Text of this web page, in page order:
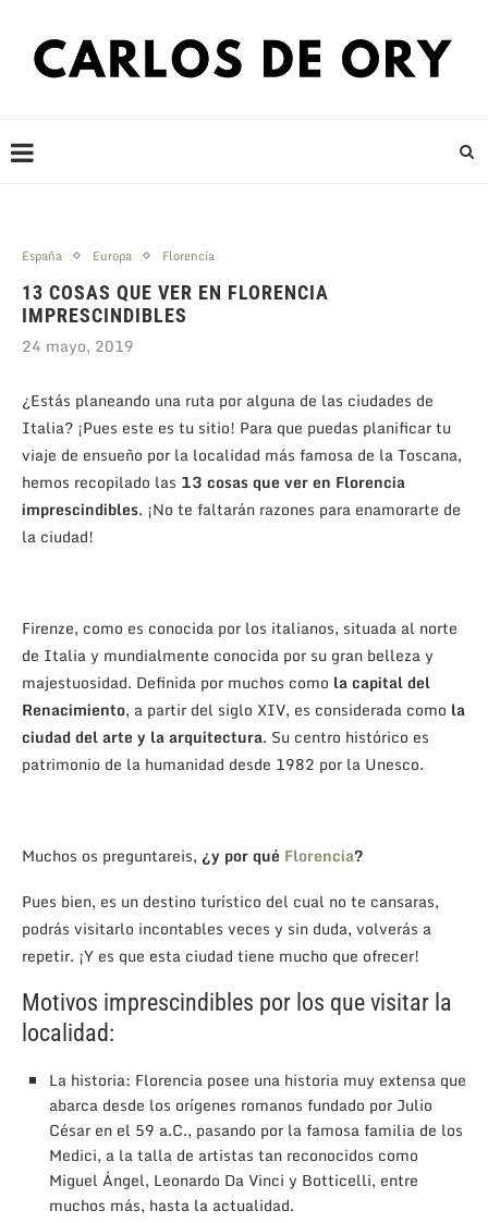
España Europa Florencia
13 COSAS QUE VER EN FLORENCIA
IMPRESCINDIBLES
24 mayo, 2019
¿Estás planeando una ruta por alguna de las ciudades de
Italia? ¡Pues este es tu sitio! Para que puedas planificar tu
viaje de ensueño por la localidad más famosa de la Toscana,
hemos recopilado las 13 cosas que ver en Florencia
imprescindibles. ¡No te faltarán razones para enamorarte de
la ciudad!
Firenze, como es conocida por los italianos, situada al norte
de Italia y mundialmente conocida por su gran belleza y
majestuosidad. Definida por muchos como la capital del
Renacimiento, a partir del siglo XIV, es considerada como la
ciudad del arte y la arquitectura. Su centro histórico es
patrimonio de la humanidad desde 1982 por la Unesco.
Muchos os preguntareis, ¿y por qué Florencia?
Pues bien, es un destino turístico del cual no te cansaras,
podrás visitarlo incontables veces y sin duda, volverás a
repetir. ¡Y es que esta ciudad tiene mucho que ofrecer!
Motivos imprescindibles por los que visitar la
localidad:
La historia: Florencia posee una historia muy extensa que
abarca desde los orígenes romanos fundado por Julio
César en el 59 a.C., pasando por la famosa familia de los
Medici, a la talla de artistas tan reconocidos como
Miguel Ángel, Leonardo Da Vinci y Botticelli, entre
muchos más, hasta la actualidad.